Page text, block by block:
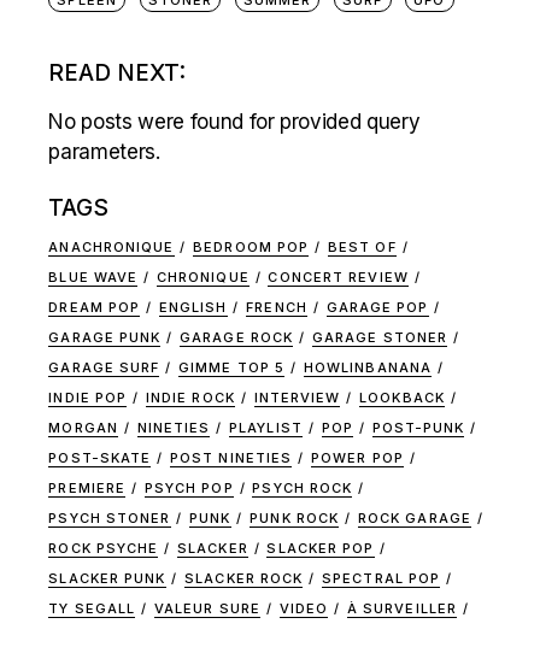
READ NEXT:
No posts were found for provided query
parameters.
TAGS
ANACHRONIQUE BEDROOM POP
BEST OF
BLUE WAVE
CHRONIQUE
CONCERT REVIEW
DREAM POP
ENGLISH FRENCH
GARAGE POP
GARAGE PUNK
GARAGE ROCK
GARAGE STONER
GARAGE SURF
GIMME TOP 5
HOWLINBANANA
INDIE POP
INDIE ROCK INTERVIEW
LOOKBACK
MORGAN
NINETIES PLAYLIST POP
POST-PUNK
POST-SKATE
POST NINETIES
POWER POP
PREMIERE
PSYCH POP
PSYCH ROCK
PSYCH STONER
PUNK PUNK ROCK
ROCK GARAGE
ROCK PSYCHE
SLACKER
SLACKER POP
SLACKER PUNK
SLACKER ROCK
SPECTRAL POP
TY SEGALL
VALEUR SURE VIDEO À SURVEILLER